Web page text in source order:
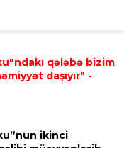
yə keçdi
- “Hələ
qələbə bizim
daşıyır" -
ikinci